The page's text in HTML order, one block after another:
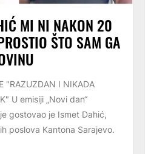
MI NI NAKON 20
ŠTO SAM GA
"RAZUZDAN I NIKADA
U emisiji „Novi dan“
gostovao je Ismet Dahić,
poslova Kantona Sarajevo.